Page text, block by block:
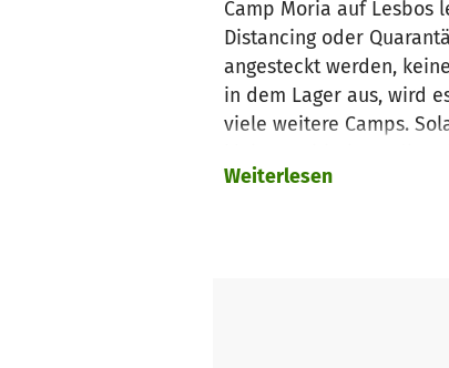
Camp Moria auf Lesbos
Distancing oder
angesteckt werden,
in dem Lager aus, wird
viele weitere Camps.
EU-Kommission & den
der Menschen an
Weiterlesen